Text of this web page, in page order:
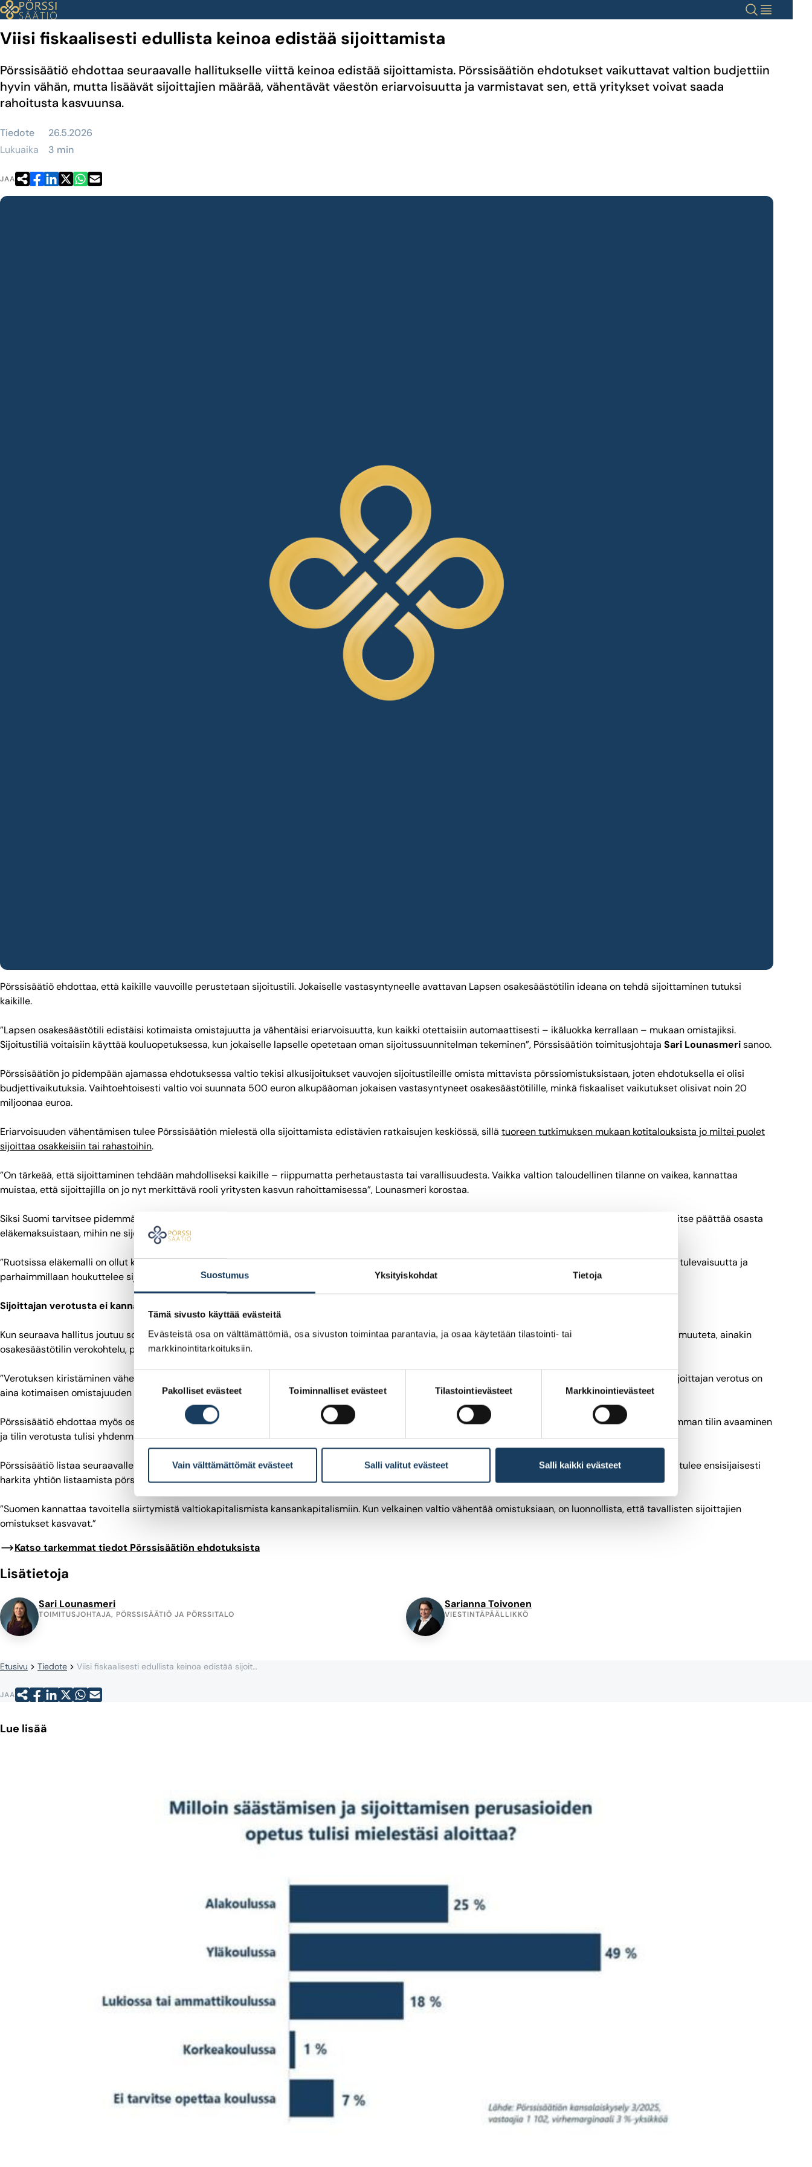
Suostumus Yksityiskohdat Tietoja
Tämä sivusto käyttää evästeitä
Evästeistä osa on välttämättömiä, osa sivuston toimintaa parantavia, ja osaa käytetään tilastointi- tai
markkinointitarkoituksiin.
Suostumuksen
Pakolliset evästeet Toiminnalliset evästeet Tilastointievästeet Markkinointievästeet
Vain välttämättömät evästeet Salli valitut evästeet Salli kaikki evästeet
Siirry
sisältöön
HakuValikko
Viisi fiskaalisesti edullista keinoa edistää sijoittamista
Pörssisäätiö ehdottaa seuraavalle hallitukselle viittä keinoa edistää sijoittamista. Pörssisäätiön ehdotukset vaikuttavat valtion budjettiin
hyvin vähän, mutta lisäävät sijoittajien määrää, vähentävät väestön eriarvoisuutta ja varmistavat sen, että yritykset voivat saada
rahoitusta kasvuunsa.
Tiedote
26.5.2026
Lukuaika
3 min
JAA
Pörssisäätiö ehdottaa, että kaikille vauvoille perustetaan sijoitustili. Jokaiselle vastasyntyneelle avattavan Lapsen osakesäästötilin ideana on tehdä sijoittaminen tutuksi
kaikille.
”Lapsen osakesäästötili edistäisi kotimaista omistajuutta ja vähentäisi eriarvoisuutta, kun kaikki otettaisiin automaattisesti – ikäluokka kerrallaan – mukaan omistajiksi.
Sijoitustiliä voitaisiin käyttää kouluopetuksessa, kun jokaiselle lapselle opetetaan oman sijoitussuunnitelman tekeminen”, Pörssisäätiön toimitusjohtaja Sari Lounasmerisanoo.
Pörssisäätiön jo pidempään ajamassa ehdotuksessa valtio tekisi alkusijoitukset vauvojen sijoitustileille omista mittavista pörssiomistuksistaan, joten ehdotuksella ei olisi
budjettivaikutuksia. Vaihtoehtoisesti valtio voi suunnata 500 euron alkupääoman jokaisen vastasyntyneet osakesäästötilille, minkä fiskaaliset vaikutukset olisivat noin 20
miljoonaa euroa.
Eriarvoisuuden vähentämisen tulee Pörssisäätiön mielestä olla sijoittamista edistävien ratkaisujen keskiössä, sillä tuoreen tutkimuksen mukaan kotitalouksista jo miltei puolet
sijoittaa osakkeisiin tai rahastoihin.
”On tärkeää, että sijoittaminen tehdään mahdolliseksi kaikille – riippumatta perhetaustasta tai varallisuudesta. Vaikka valtion taloudellinen tilanne on vaikea, kannattaa
muistaa, että sijoittajilla on jo nyt merkittävä rooli yritysten kasvun rahoittamisessa”, Lounasmeri korostaa.
Siksi Suomi tarvitsee pidemmällä aikajänteellä myös Ruotsin mallin mukaisen vakuutettuja aktivoivan eläkejärjestelmän. Ruotsissa jokainen työikäinen voi itse päättää osasta
eläkemaksuistaan, mihin ne sijoitetaan.
”Ruotsissa eläkemalli on ollut keskeinen syy sijoittamisen yleistymiseen. Ruotsin malli tuo eläkejärjestelmän lähemmäksi ihmistä, aktivoi miettimään omaa tulevaisuutta ja
parhaimmillaan houkuttelee sijoittamaan myös itsenäisesti.”
Sijoittajan verotusta ei kannata kiristää
Kun seuraava hallitus joutuu sopeuttamaan julkista taloutta, sen ei kannata kiristää osakesijoittajan verotusta. Jos verojärjestelmää ei kokonaisuudessaan muuteta, ainakin
osakesäästötilin verokohtelu, pörssiyhtiöiden jakamien osinkojen verotus sekä luovutusvoittoverotus tulee pitää ennallaan.
”Verotuksen kiristäminen vähentää sijoittajien määrää, koska se heikentää riskinottohalua ja sitä kautta kiinnostusta rahoittaa yritysten kasvuhankkeita. Sijoittajan verotus on
aina kotimaisen omistajuuden verotusta.”
Pörssisäätiö ehdottaa myös osakesäästötilin kehittämisen jatkamista. Esimerkiksi osakesäästötilin talletuskatto tulisi poistaa, sijoittajalle tulisi sallia useamman tilin avaaminen
ja tilin verotusta tulisi yhdenmukaistaa suhteessa sijoitusrahastoihin.
Pörssisäätiö listaa seuraavalle hallitukselle myös keinoja, joilla valtio-omistaja voi edistää kansankapitalismia. Kun valtio irtautuu omistamistaan yhtiöistä, tulee ensisijaisesti
harkita yhtiön listaamista pörssiin ja myös tarjota annissa tavallisille sijoittajille vähintään 20 prosentin yleisökiintiö.
”Suomen kannattaa tavoitella siirtymistä valtiokapitalismista kansankapitalismiin. Kun velkainen valtio vähentää omistuksiaan, on luonnollista, että tavallisten sijoittajien
omistukset kasvavat.”
Katso tarkemmat tiedot Pörssisäätiön ehdotuksista
Lisätietoja
Sari Lounasmeri
TOIMITUSJOHTAJA, PÖRSSISÄÄTIÖ JA PÖRSSITALO
Sarianna Toivonen
VIESTINTÄPÄÄLLIKKÖ
Etusivu Tiedote Viisi fiskaalisesti edullista keinoa edistää sijoittamista
JAA
Lue lisää